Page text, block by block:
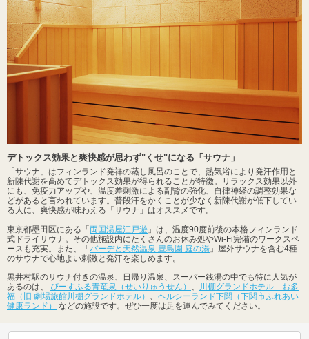
デトックス効果と爽快感が思わず"くせ"になる「サウナ」
「サウナ」はフィンランド発祥の蒸し風呂のことで、熱気浴により発汗作用と
新陳代謝を高めてデトックス効果が得られることが特徴。リラックス効果以外
にも、免疫力アップや、温度差刺激による副腎の強化、自律神経の調整効果な
どがあると言われています。普段汗をかくことが少なく新陳代謝が低下してい
る人に、爽快感が味わえる「サウナ」はオススメです。
東京都墨田区にある「 両国湯屋江戸遊 」は、温度90度前後の本格フィンランド
式ドライサウナ。その他施設内にたくさんのお休み処やWi-Fi完備のワークスペ
ースも充実。また、「 バーデと天然温泉 豊島園 庭の湯 」屋外サウナを含む4種
のサウナで心地よい刺激と発汗を楽しめます。
黒井村駅のサウナ付きの温泉、日帰り温泉、スーパー銭湯の中でも特に人気が
あるのは、 ぴーすふる青竜泉（せいりゅうせん） 、
川棚グランドホテル お多
福（旧 劇場旅館川棚グランドホテル） 、 ヘルシーランド下関（下関市ふれあい
健康ランド）
などの施設です。ぜひ一度は足を運んでみてください。